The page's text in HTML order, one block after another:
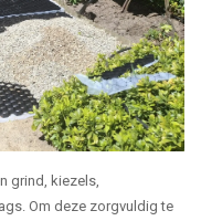
grind, kiezels,
Om deze zorgvuldig te